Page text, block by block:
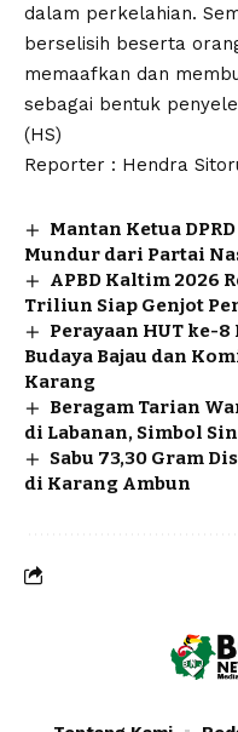
dalam perkelahian.
berselisih beserta
memaafkan dan
sebagai bentuk
(HS)
Reporter : Hendra
Mantan Ketua
Mundur dari Partai
APBD Kaltim 2026
Triliun Siap Genjot
Perayaan HUT ke-
Budaya Bajau dan
Karang
Beragam Tarian
di Labanan, Simbol
Sabu 73,30 Gram
di Karang Ambun